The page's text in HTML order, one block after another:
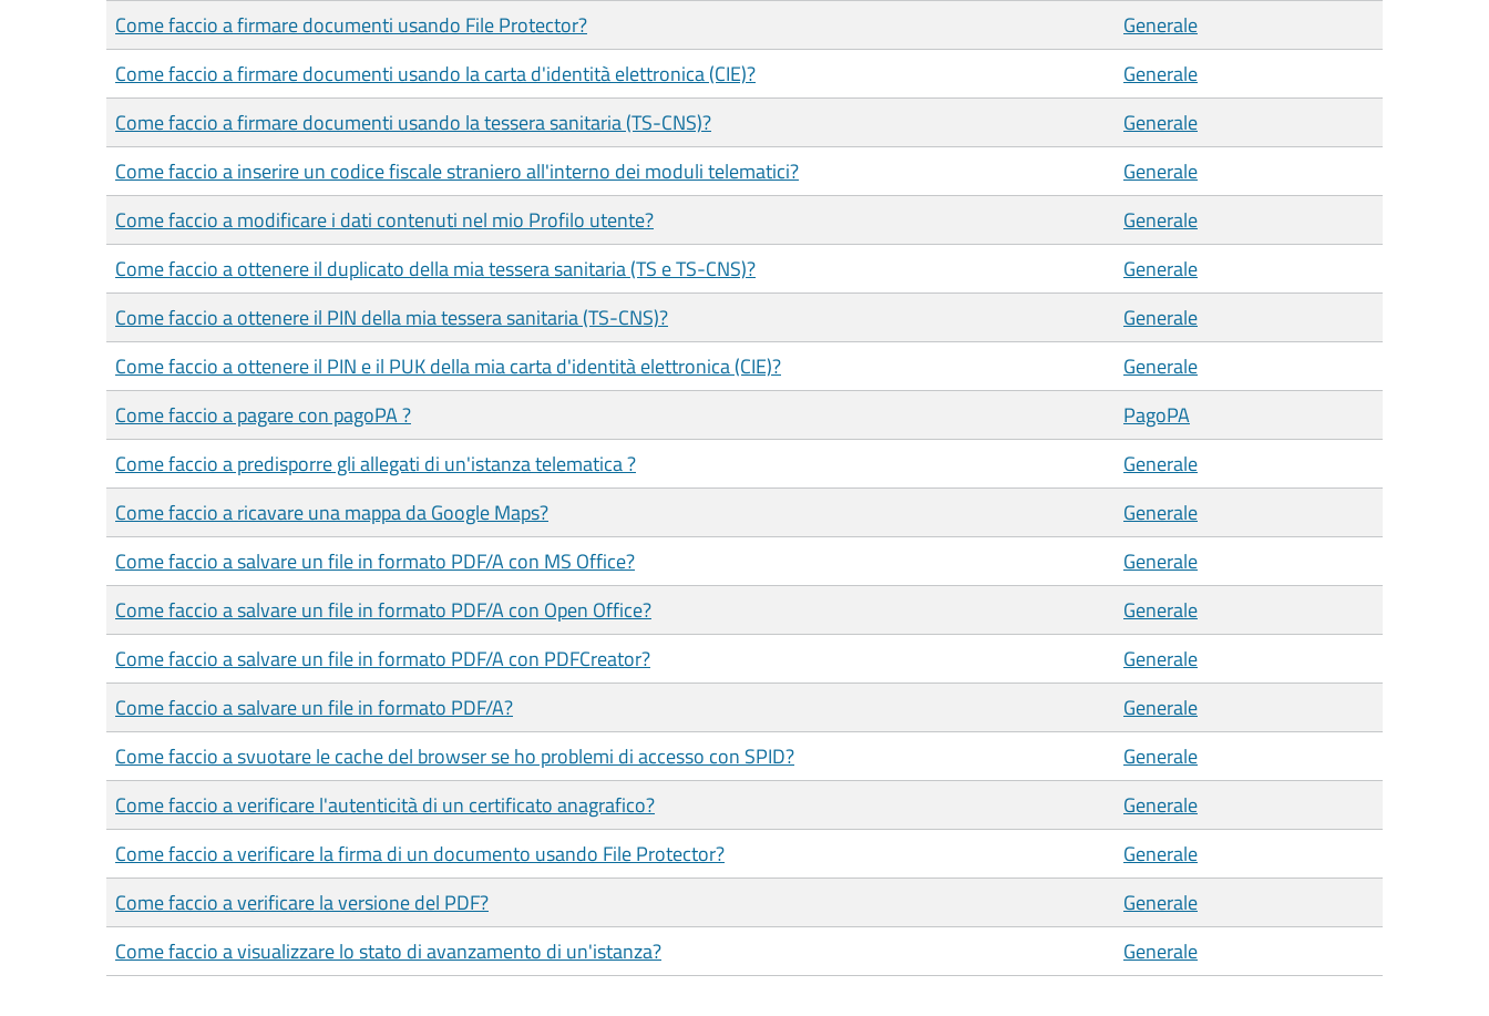
Come faccio a firmare documenti usando File Protector?
Generale
Come faccio a firmare documenti usando la carta d'identità elettronica (CIE)?
Generale
Come faccio a firmare documenti usando la tessera sanitaria (TS-CNS)?
Generale
Come faccio a inserire un codice fiscale straniero all'interno dei moduli telematici?
Generale
Come faccio a modificare i dati contenuti nel mio Profilo utente?
Generale
Come faccio a ottenere il duplicato della mia tessera sanitaria (TS e TS-CNS)?
Generale
Come faccio a ottenere il PIN della mia tessera sanitaria (TS-CNS)?
Generale
Come faccio a ottenere il PIN e il PUK della mia carta d'identità elettronica (CIE)?
Generale
Come faccio a pagare con pagoPA ?
PagoPA
Come faccio a predisporre gli allegati di un'istanza telematica ?
Generale
Come faccio a ricavare una mappa da Google Maps?
Generale
Come faccio a salvare un file in formato PDF/A con MS Office?
Generale
Come faccio a salvare un file in formato PDF/A con Open Office?
Generale
Come faccio a salvare un file in formato PDF/A con PDFCreator?
Generale
Come faccio a salvare un file in formato PDF/A?
Generale
Come faccio a svuotare le cache del browser se ho problemi di accesso con SPID?
Generale
Come faccio a verificare l'autenticità di un certificato anagrafico?
Generale
Come faccio a verificare la firma di un documento usando File Protector?
Generale
Come faccio a verificare la versione del PDF?
Generale
Come faccio a visualizzare lo stato di avanzamento di un'istanza?
Generale